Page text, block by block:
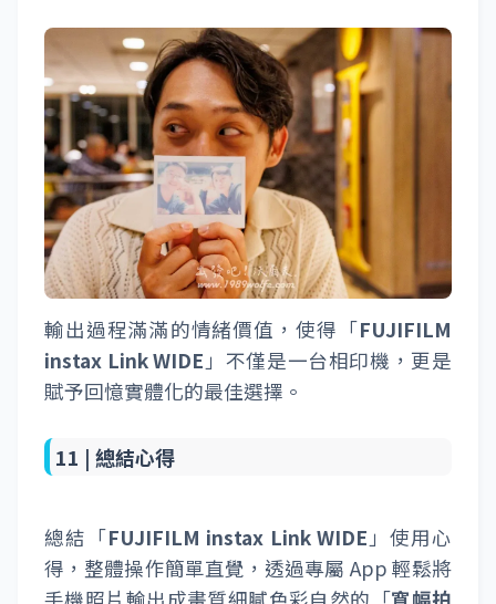
「FUJIFILM instax Link WIDE 」輸出的方法
為 OLED 的 3 色曝光，可以有效把螢幕上看到
的精緻感帶到拍立得底片上唷！不論是色彩、
漸層與陰影表現都相當自然，細節方便也是超
清晰，重點是還超省電啊！
09 |FUJIFILM instax Link WIDE 拍立得相
片輸出時間與續航力